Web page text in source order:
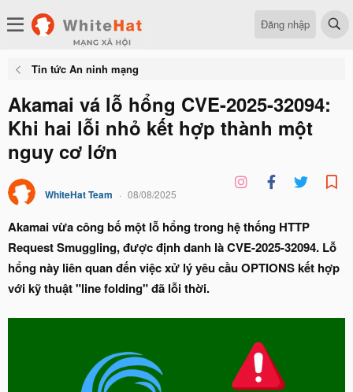
Đăng nhập
Tin tức An ninh mạng
Akamai vá lỗ hổng CVE-2025-32094:
Khi hai lỗi nhỏ kết hợp thành một
nguy cơ lớn
WhiteHat Team 08/08/2025
Akamai vừa công bố một lỗ hổng trong hệ thống HTTP
Request Smuggling, được định danh là CVE-2025-32094. Lỗ
hổng này liên quan đến việc xử lý yêu cầu OPTIONS kết hợp
với kỹ thuật "line folding" đã lỗi thời.